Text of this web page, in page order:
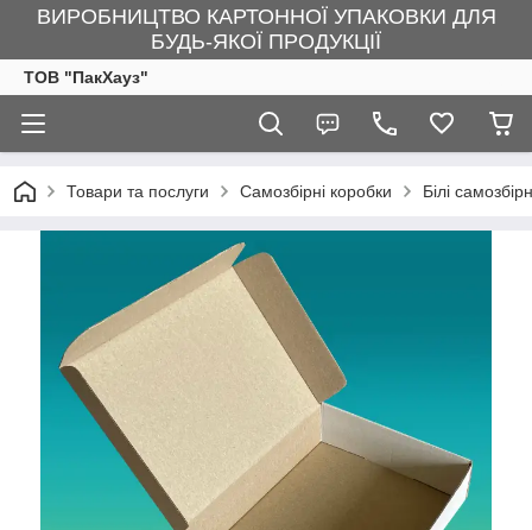
ВИРОБНИЦТВО КАРТОННОЇ УПАКОВКИ ДЛЯ
БУДЬ-ЯКОЇ ПРОДУКЦІЇ
ТОВ "ПакХауз"
Товари та послуги Самозбірні коробки Білі